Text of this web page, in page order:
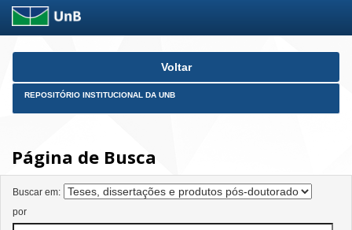
Skip
Voltar
REPOSITÓRIO INSTITUCIONAL DA UNB
Página de Busca
Buscar em:
por